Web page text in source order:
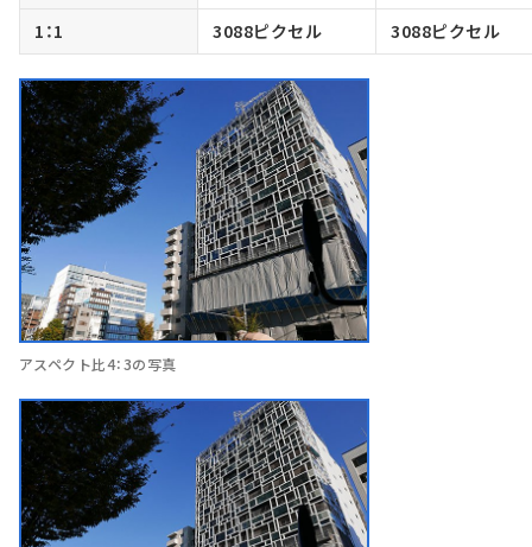
1：1
3088ピクセル 3088ピクセル
アスペクト比4：3の写真